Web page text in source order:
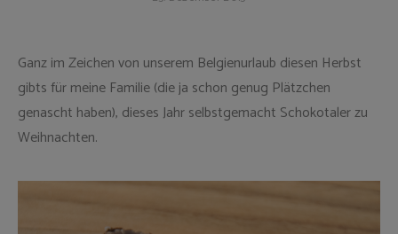
Ganz im Zeichen von unserem Belgienurlaub diesen Herbst
gibts für meine Familie (die ja schon genug Plätzchen
genascht haben), dieses Jahr selbstgemacht Schokotaler zu
Weihnachten.